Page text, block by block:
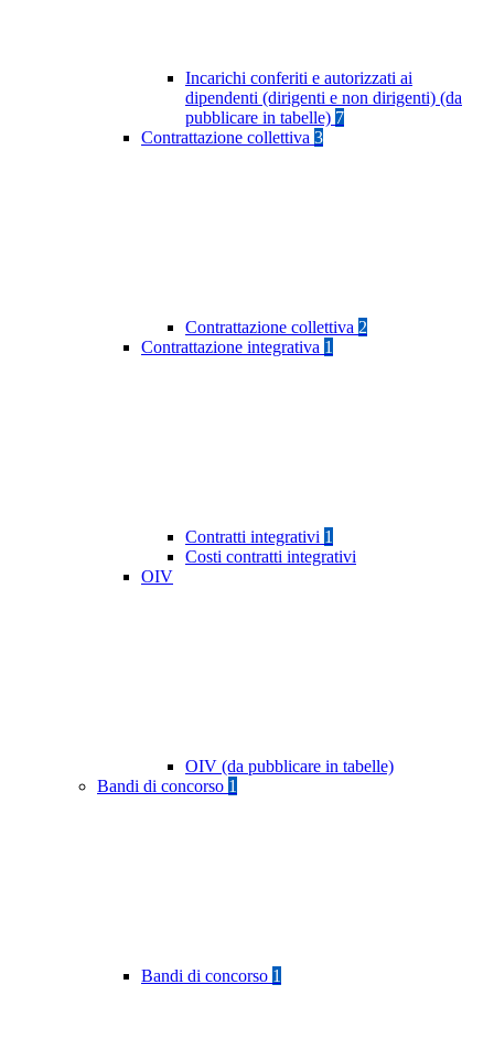
Incarichi conferiti e autorizzati ai
dipendenti (dirigenti e non dirigenti) (da
pubblicare in tabelle) 7
Contrattazione collettiva 3
Contrattazione collettiva 2
Contrattazione integrativa 1
Contratti integrativi 1
Costi contratti integrativi
OIV
OIV (da pubblicare in tabelle)
Bandi di concorso 1
Bandi di concorso 1